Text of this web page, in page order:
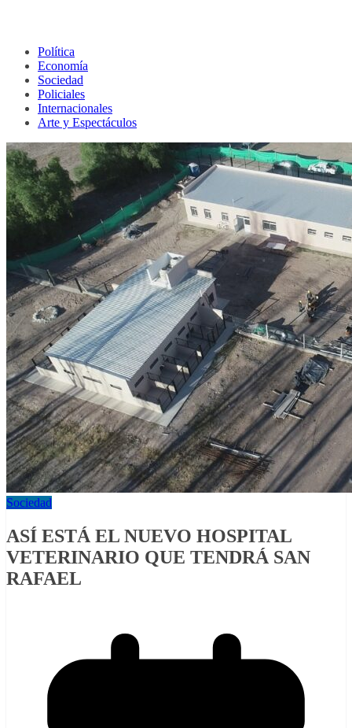
Política
Economía
Sociedad
Policiales
Internacionales
Arte y Espectáculos
Sociedad
ASÍ ESTÁ EL NUEVO HOSPITAL
VETERINARIO QUE TENDRÁ SAN
RAFAEL